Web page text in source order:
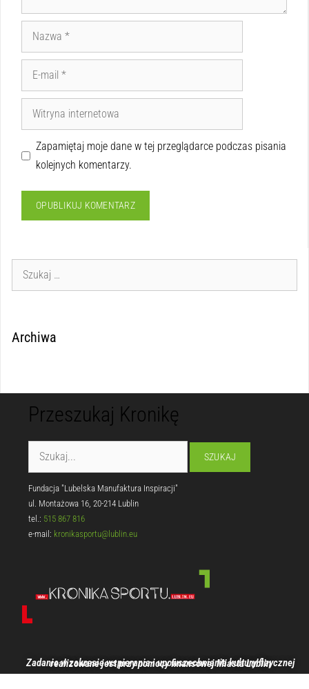
Zapamiętaj moje dane w tej przeglądarce podczas pisania
kolejnych komentarzy.
Archiwa
Przeszukaj Kronikę
Fundacja "Lubelska Manufaktura Inspiracji"
ul. Montażowa 16, 20-214 Lublin
tel.: 515 867 816
e-mail: kronikasportu@lublin.eu
Zadanie w zakresie wspierania i upowszechniania kultury fizycznej realizowane jest przy pomocy finansowej Miasta Lublin